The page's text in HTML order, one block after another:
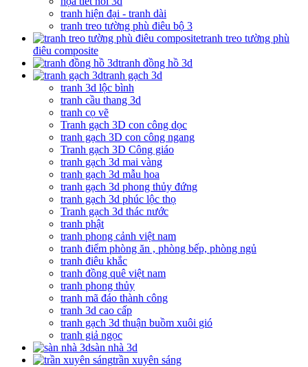
tranh hiện đại - tranh dài
tranh treo tường phù điêu bộ 3
tranh treo tường phù
điêu composite
tranh đồng hồ 3d
tranh gạch 3d
tranh 3d lộc bình
tranh cầu thang 3d
tranh cọ vẽ
Tranh gạch 3D con công dọc
tranh gạch 3D con công ngang
Tranh gạch 3D Công giáo
tranh gạch 3d mai vàng
tranh gạch 3d mẫu hoa
tranh gạch 3d phong thủy đứng
tranh gạch 3d phúc lộc thọ
Tranh gạch 3d thác nước
tranh phật
tranh phong cảnh việt nam
tranh điểm phòng ăn , phòng bếp, phòng ngủ
tranh điêu khắc
tranh đồng quê việt nam
tranh phong thủy
tranh mã đáo thành công
tranh 3d cao cấp
tranh gạch 3d thuận buồm xuôi gió
tranh giả ngọc
sàn nhà 3d
trần xuyên sáng